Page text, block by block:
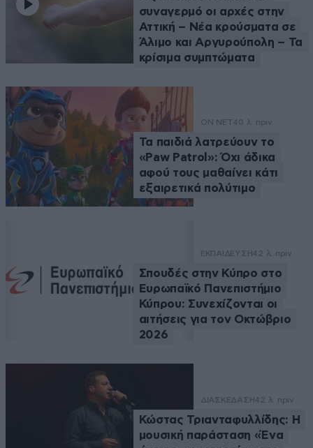
συναγερμό οι αρχές στην
Αττική – Νέα κρούσματα σε
Άλιμο και Αργυρούπολη – Τα
κρίσιμα συμπτώματα
ON NET40 λ. πριν
Τα παιδιά λατρεύουν το
«Paw Patrol»: Όχι άδικα
αφού τους μαθαίνει κάτι
εξαιρετικά πολύτιμο
ΕΚΠΑΙΔΕΥΣΗ42 λ. πριν
Σπουδές στην Κύπρο στο
Ευρωπαϊκό Πανεπιστήμιο
Κύπρου: Συνεχίζονται οι
αιτήσεις για τον Οκτώβριο
2026
ΔΙΑΣΚΕΔΑΣΗ42 λ. πριν
Κώστας Τριανταφυλλίδης: Η
μουσική παράσταση «Ένα